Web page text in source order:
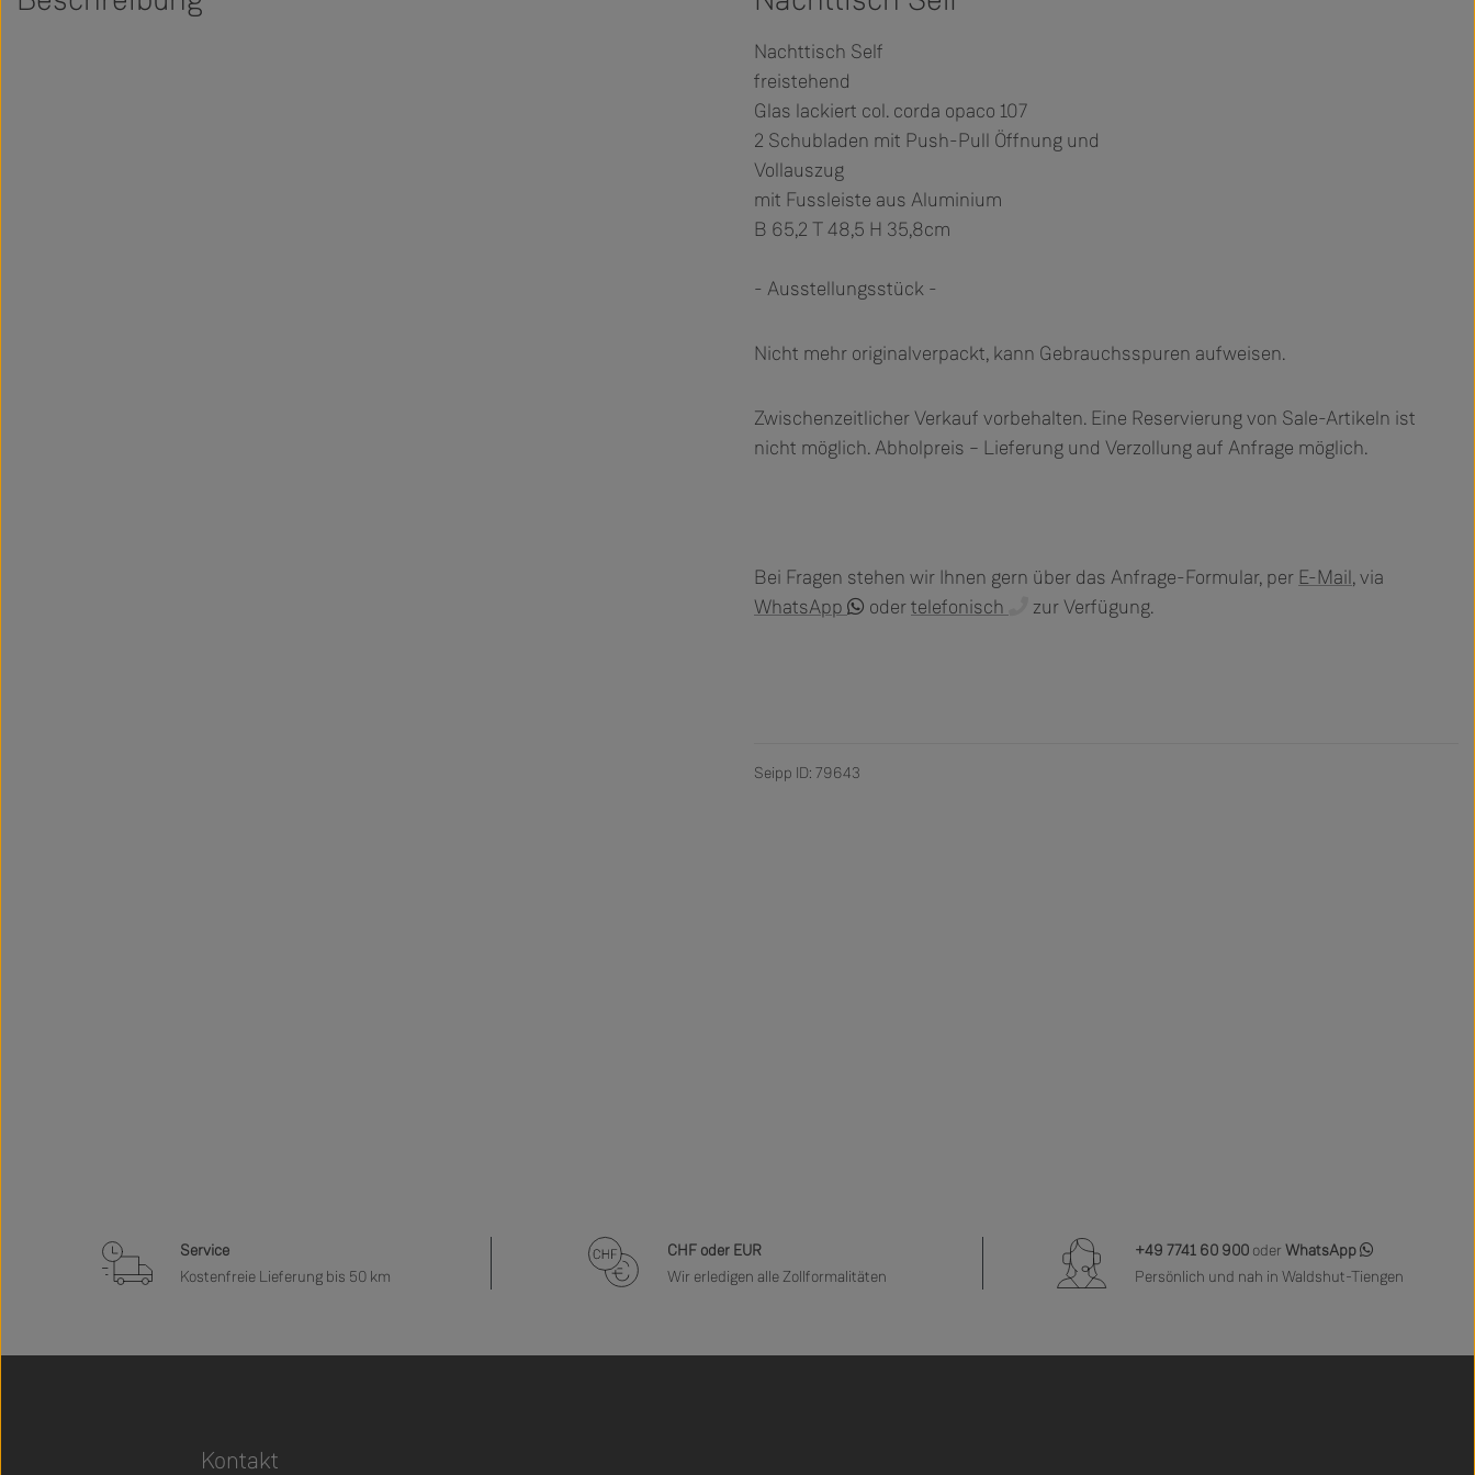
Nachttisch Self
freistehend
Glas lackiert col. corda opaco 107
2 Schubladen mit Push-Pull Öffnung und
Vollauszug
mit Fussleiste aus Aluminium
B 65,2 T 48,5 H 35,8cm
- Ausstellungsstück -
Nicht mehr originalverpackt, kann Gebrauchsspuren aufweisen.
Zwischenzeitlicher Verkauf vorbehalten. Eine Reservierung von Sale-Artikeln ist
nicht möglich. Abholpreis – Lieferung und Verzollung auf Anfrage möglich.
Bei Fragen stehen wir Ihnen gern über das Anfrage-Formular, per E-Mail, via
WhatsApp
odertelefonisch zur Verfügung.
Seipp ID: 79643
Service
Kostenfreie Lieferung bis 50 km
CHF oder EUR
Wir erledigen alle Zollformalitäten
+49 7741 60 900oder WhatsApp
Persönlich und nah in Waldshut-Tiengen
Kontakt